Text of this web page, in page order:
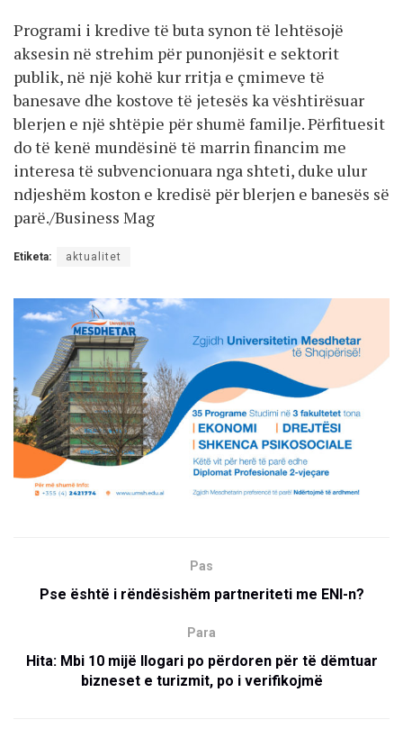
Programi i kredive të buta synon të lehtësojë
aksesin në strehim për punonjësit e sektorit
publik, në një kohë kur rritja e çmimeve të
banesave dhe kostove të jetesës ka vështirësuar
blerjen e një shtëpie për shumë familje. Përfituesit
do të kenë mundësinë të marrin financim me
interesa të subvencionuara nga shteti, duke ulur
ndjeshëm koston e kredisë për blerjen e banesës së
parë./Business Mag
Etiketa: aktualitet
Pas
Pse është i rëndësishëm partneriteti me ENI-n?
Para
Hita: Mbi 10 mijë llogari po përdoren për të dëmtuar
bizneset e turizmit, po i verifikojmë